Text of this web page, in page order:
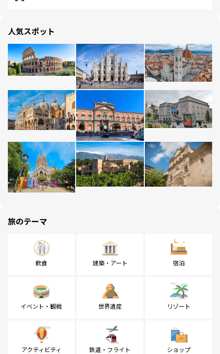
人気スポット
旅のテーマ
飲食 建築・アート 宿泊
イベント・観戦 世界遺産 リゾート
アクティビティ 鉄道・フライト ショップ